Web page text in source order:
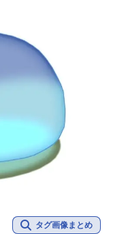
タグ画像まとめ